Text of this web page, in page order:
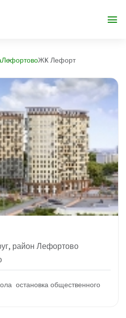
ЛефортовоЖК Лефорт
район Лефортово
остановка общественного